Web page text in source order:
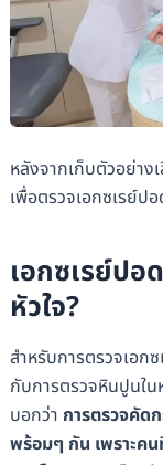
หลังจากเก็บตัวอย่าง
เพื่อตรวจเอกซเรย์ป
เอกซเรย์ปอ
หัวใจ?
สำหรับการตรวจเอก
กับการตรวจหินปูนใน
บอกว่า การตรวจคัด
พร้อมๆ กัน เพราะคน